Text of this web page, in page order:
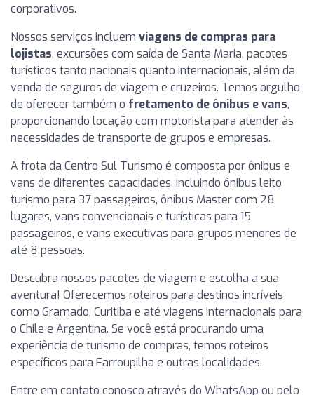
corporativos.
Nossos serviços incluem viagens de compras para
lojistas, excursões com saída de Santa Maria, pacotes
turísticos tanto nacionais quanto internacionais, além da
venda de seguros de viagem e cruzeiros. Temos orgulho
de oferecer também o fretamento de ônibus e vans,
proporcionando locação com motorista para atender às
necessidades de transporte de grupos e empresas.
A frota da Centro Sul Turismo é composta por ônibus e
vans de diferentes capacidades, incluindo ônibus leito
turismo para 37 passageiros, ônibus Master com 28
lugares, vans convencionais e turísticas para 15
passageiros, e vans executivas para grupos menores de
até 8 pessoas.
Descubra nossos pacotes de viagem e escolha a sua
aventura! Oferecemos roteiros para destinos incríveis
como Gramado, Curitiba e até viagens internacionais para
o Chile e Argentina. Se você está procurando uma
experiência de turismo de compras, temos roteiros
específicos para Farroupilha e outras localidades.
Entre em contato conosco através do WhatsApp ou pelo